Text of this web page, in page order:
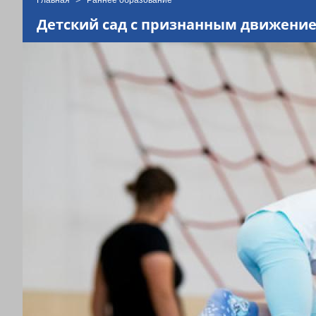
находитесь
здесь
Детский сад с признанным